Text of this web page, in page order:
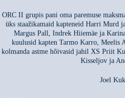
ORC II grupis pani oma paremuse
üks staažikamaid kapteneid Harri Murd
Margus Pall, Indrek Hiiemäe ja
kuulusid kapten Tarmo Karro, Meelis
kolmanda astme hõivasid jahil XS Priit
Kisseljov ja
Joel